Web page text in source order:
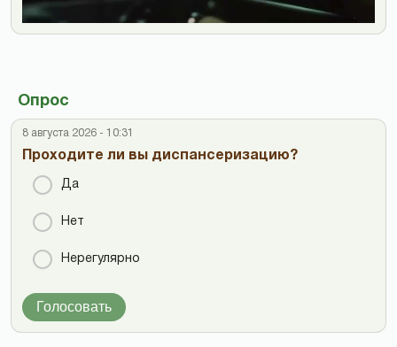
Опрос
8 августа 2026 - 10:31
Проходите ли вы диспансеризацию?
Да
Нет
Нерегулярно
Голосовать